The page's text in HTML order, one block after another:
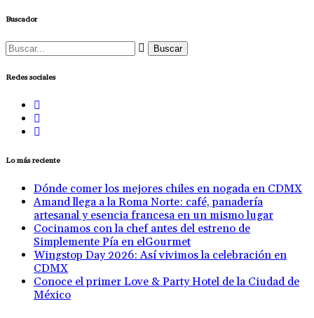
Buscador
Buscar:
Redes sociales
Lo más reciente
Dónde comer los mejores chiles en nogada en CDMX
Amand llega a la Roma Norte: café, panadería
artesanal y esencia francesa en un mismo lugar
Cocinamos con la chef antes del estreno de
Simplemente Pía en elGourmet
Wingstop Day 2026: Así vivimos la celebración en
CDMX
Conoce el primer Love & Party Hotel de la Ciudad de
México